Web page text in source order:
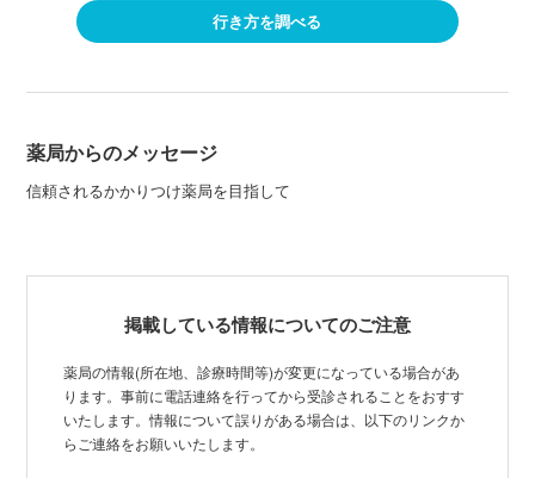
行き方を調べる
薬局からのメッセージ
信頼されるかかりつけ薬局を目指して
掲載している情報についてのご注意
薬局の情報(所在地、診療時間等)が変更になっている場合があ
ります。事前に電話連絡を行ってから受診されることをおすす
いたします。情報について誤りがある場合は、以下のリンクか
らご連絡をお願いいたします。